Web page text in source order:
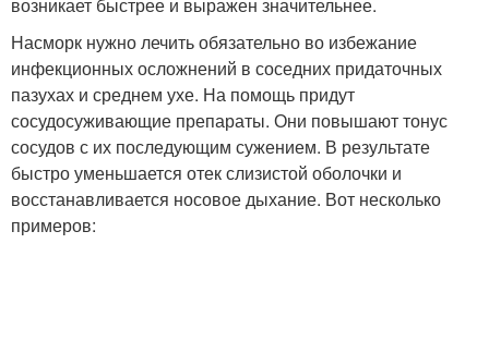
Насморк нужно лечить обязательно во избежание
инфекционных осложнений в соседних придаточных
пазухах и среднем ухе. На помощь придут
сосудосуживающие препараты. Они повышают тонус
сосудов с их последующим сужением. В результате
быстро уменьшается отек слизистой оболочки и
восстанавливается носовое дыхание. Вот несколько
примеров: